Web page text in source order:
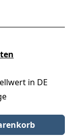
in DE
oder benutze